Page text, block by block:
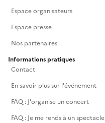
Espace organisateurs
Espace presse
Nos partenaires
Informations pratiques
Contact
En savoir plus sur l'événement
FAQ : J'organise un concert
FAQ : Je me rends à un spectacle